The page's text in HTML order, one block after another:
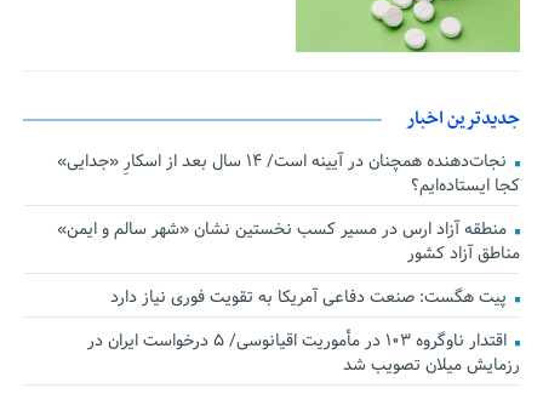
جدیدترین اخبار
نجات‌دهنده‌ همچنان در آیینه است/ ۱۴ سال بعد از اسکارِ «جدایی»
کجا ایستاده‌ایم؟
منطقه آزاد ارس در مسیر کسب نخستین نشان «شهر سالم و ایمن»
مناطق آزاد کشور
پیت هگست: صنعت دفاعی آمریکا به تقویت فوری نیاز دارد
اقتدار ناوگروه ۱۰۳ در مأموریت‌ اقیانوسی/ ۵ درخواست ایران در
رزمایش میلان تصویب شد